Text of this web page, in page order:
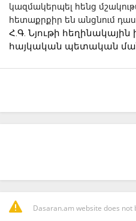
կազմակերպել հենց
հետաքրքիր են անցնում
Հ.Գ. Նյութի
հայկական պետական
Dasaran.am website does